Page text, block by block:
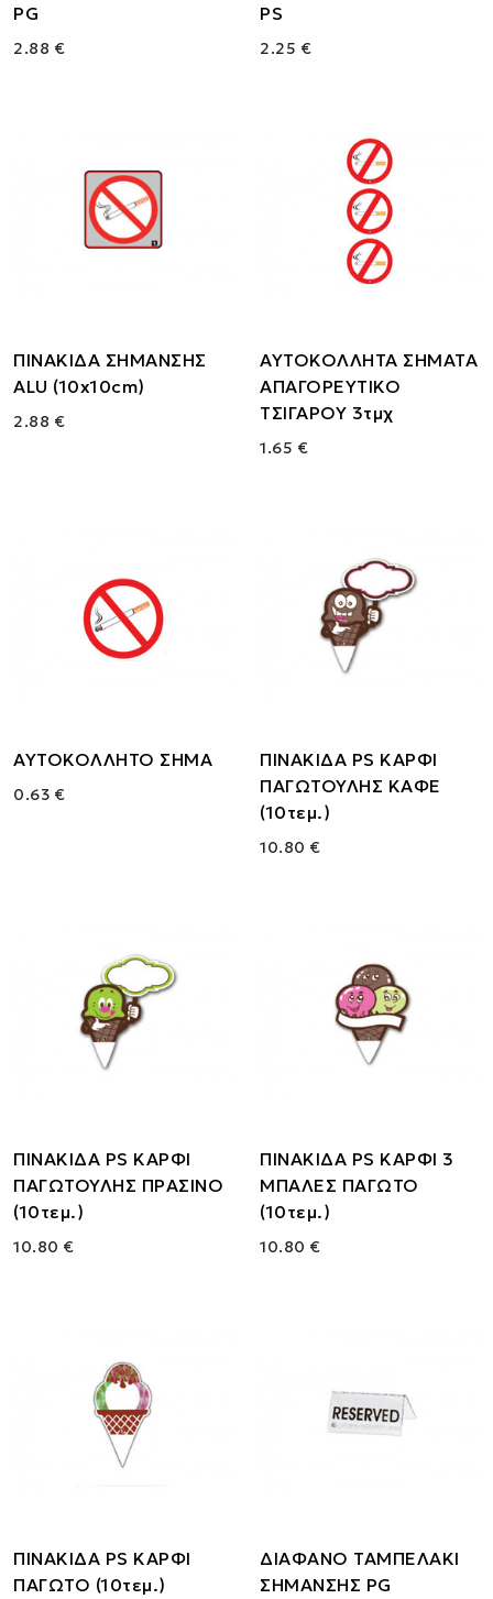
PG
2.88 €
PS
2.25 €
ΠΙΝΑΚΙΔΑ ΣΗΜΑΝΣΗΣ
ALU (10x10cm)
2.88 €
ΑΥΤΟΚΟΛΛΗΤΑ ΣΗΜΑΤΑ
ΑΠΑΓΟΡΕΥΤΙΚΟ
ΤΣΙΓΑΡΟΥ 3τμχ
1.65 €
ΑΥΤΟΚΟΛΛΗΤΟ ΣΗΜΑ
0.63 €
ΠΙΝΑΚΙΔΑ PS ΚΑΡΦΙ
ΠΑΓΩΤΟΥΛΗΣ ΚΑΦΕ
(10τεμ.)
10.80 €
ΠΙΝΑΚΙΔΑ PS ΚΑΡΦΙ
ΠΑΓΩΤΟΥΛΗΣ ΠΡΑΣΙΝΟ
(10τεμ.)
10.80 €
ΠΙΝΑΚΙΔΑ PS ΚΑΡΦΙ 3
ΜΠΑΛΕΣ ΠΑΓΩΤΟ
(10τεμ.)
10.80 €
ΠΙΝΑΚΙΔΑ PS ΚΑΡΦΙ
ΠΑΓΩΤΟ (10τεμ.)
ΔΙΑΦΑΝΟ ΤΑΜΠΕΛΑΚΙ
ΣΗΜΑΝΣΗΣ PG